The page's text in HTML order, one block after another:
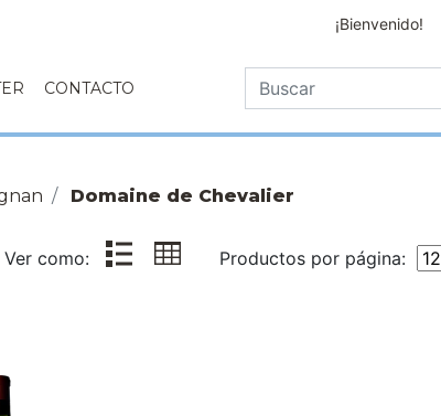
¡Bienvenido!
CONTACTO
Domaine de Chevalier
Ver como:
Productos por página: